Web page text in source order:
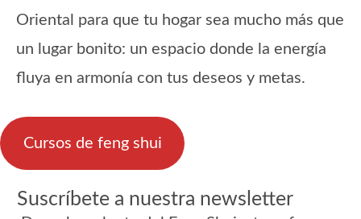
Oriental para que tu hogar sea mucho más que
un lugar bonito: un espacio donde la energía
fluya en armonía con tus deseos y metas.
Cursos de feng shui
Suscríbete a nuestra newsletter